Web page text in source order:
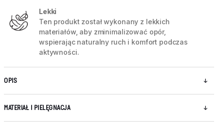
Lekki
Ten produkt został wykonany z lekkich
materiałów, aby zminimalizować opór,
wspierając naturalny ruch i komfort podczas
aktywności.
OPIS
MATERIAŁ I PIELĘGNACJA